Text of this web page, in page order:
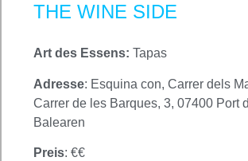
THE WINE SIDE
Art des Essens: Tapas
Adresse: Esquina con, Carrer dels
Carrer de les Barques, 3, 07400 Port
Balearen
Preis: €€